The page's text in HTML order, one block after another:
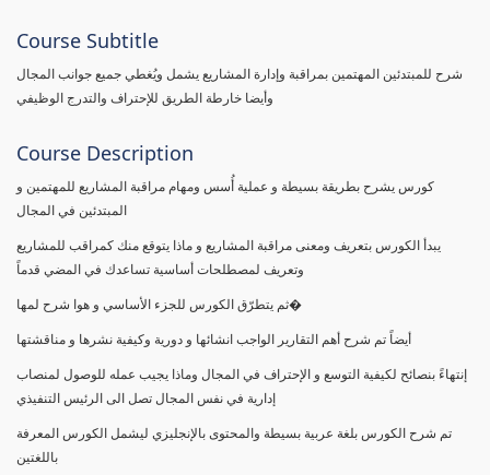
Course Subtitle
شرح للمبتدئين المهتمين بمراقبة وإدارة المشاريع يشمل ويُغطي جميع جوانب المجال
وأيضا خارطة الطريق للإحتراف والتدرج الوظيفي
Course Description
كورس يشرح بطريقة بسيطة و عملية أُسس ومهام مراقبة المشاريع للمهتمين و
المبتدئين في المجال
يبدأ الكورس بتعريف ومعنى مراقبة المشاريع و ماذا يتوقع منك كمراقب للمشاريع
وتعريف لمصطلحات أساسية تساعدك في المضي قدماً
ثم يتطرّق الكورس للجزء الأساسي و هوا شرح لمها�
أيضاً تم شرح أهم التقارير الواجب انشائها و دورية وكيفية نشرها و مناقشتها
إنتهاءً بنصائح لكيفية التوسع و الإحتراف في المجال وماذا يجيب عمله للوصول لمنصاب
إدارية في نفس المجال تصل الى الرئيس التنفيذي
تم شرح الكورس بلغة عربية بسيطة والمحتوى بالإنجليزي ليشمل الكورس المعرفة
باللغتين